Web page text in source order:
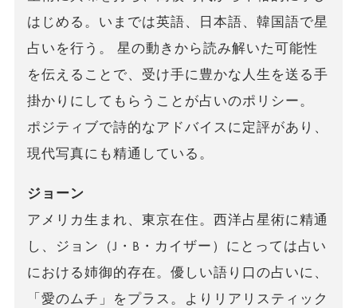
はじめる。いまでは英語、日本語、韓国語で星
占いを行う。 星の動きから読み解いた可能性
を伝えることで、受け手に豊かな人生を送る手
掛かりにしてもらうことが占いのポリシー。
ポジティブで詩的なアドバイスに定評があり、
現代写真にも精通している。
ジョーン
アメリカ生まれ、東京在住。西洋占星術に精通
し、ジョン（J・B・カイザー）にとっては占い
における姉御的存在。優しい語り口の占いに、
「愛のムチ」をプラス。よりリアリスティック